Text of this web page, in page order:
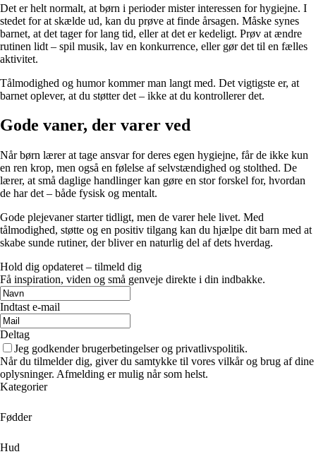
Det er helt normalt, at børn i perioder mister interessen for hygiejne. I
stedet for at skælde ud, kan du prøve at finde årsagen. Måske synes
barnet, at det tager for lang tid, eller at det er kedeligt. Prøv at ændre
rutinen lidt – spil musik, lav en konkurrence, eller gør det til en fælles
aktivitet.
Tålmodighed og humor kommer man langt med. Det vigtigste er, at
barnet oplever, at du støtter det – ikke at du kontrollerer det.
Gode vaner, der varer ved
Når børn lærer at tage ansvar for deres egen hygiejne, får de ikke kun
en ren krop, men også en følelse af selvstændighed og stolthed. De
lærer, at små daglige handlinger kan gøre en stor forskel for, hvordan
de har det – både fysisk og mentalt.
Gode plejevaner starter tidligt, men de varer hele livet. Med
tålmodighed, støtte og en positiv tilgang kan du hjælpe dit barn med at
skabe sunde rutiner, der bliver en naturlig del af dets hverdag.
Hold dig opdateret – tilmeld dig
Få inspiration, viden og små genveje direkte i din indbakke.
Indtast e-mail
Deltag
Jeg godkender brugerbetingelser og privatlivspolitik.
Når du tilmelder dig, giver du samtykke til vores vilkår og brug af dine
oplysninger. Afmelding er mulig når som helst.
Kategorier
Fødder
Hud